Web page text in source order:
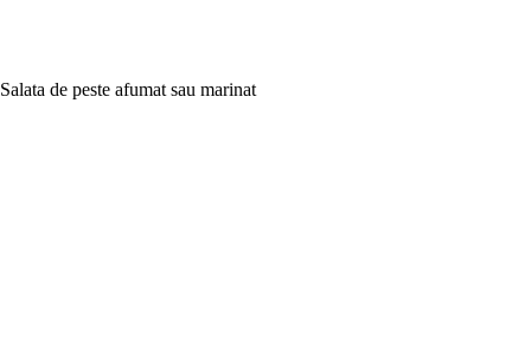
Salata de peste afumat sau marinat